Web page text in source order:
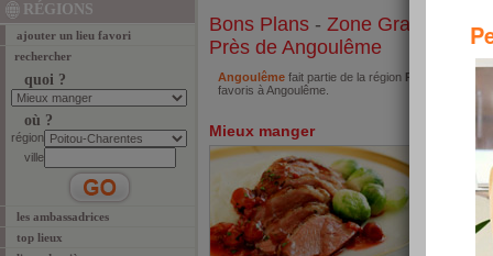
RÉGIONS
ajouter un lieu favori
rechercher
quoi ?
où ?
région
ville
les ambassadrices
top lieux
Bons Plans - Zone Grand-Ouest
Près de Angoulême
Angoulême fait partie de la région Poitou-
favoris à Angoulême.
Mieux manger Se